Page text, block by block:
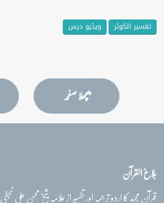
تفسیر الکوثر ویڈیو درس
پچھلا صفحہ
بلاغ القرآن
قرآن مجید کا اردو ترجمہ اور تفسیر از علامہ شیخ محسن علی نجفی